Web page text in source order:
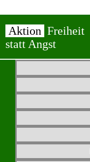
Aktion Freiheit
statt Angst